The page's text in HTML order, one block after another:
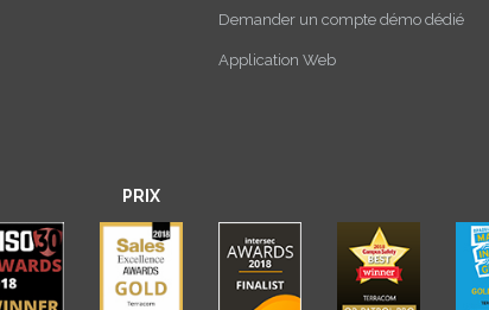
Demander un compte démo dédié
Application Web
PRIX